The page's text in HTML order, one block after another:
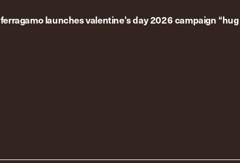
ferragamo launches valentine's day 2026 campaign “hug